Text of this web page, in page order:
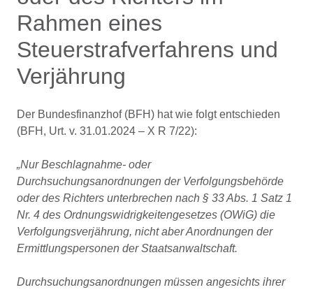
Rahmen eines
Steuerstrafverfahrens und
Verjährung
Der Bundesfinanzhof (BFH) hat wie folgt entschieden
(BFH, Urt. v. 31.01.2024 – X R 7/22):
„Nur Beschlagnahme- oder
Durchsuchungsanordnungen der Verfolgungsbehörde
oder des Richters unterbrechen nach § 33 Abs. 1 Satz 1
Nr. 4 des Ordnungswidrigkeitengesetzes (OWiG) die
Verfolgungsverjährung, nicht aber Anordnungen der
Ermittlungspersonen der Staatsanwaltschaft.
Durchsuchungsanordnungen müssen angesichts ihrer